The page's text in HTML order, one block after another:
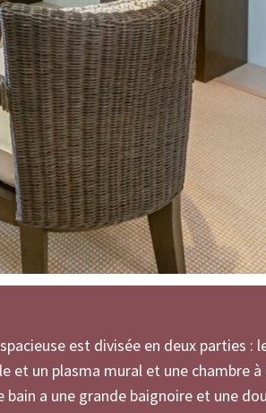
est divisée en deux parties :
et un plasma mural et une chambre à
bain a une grande baignoire et une